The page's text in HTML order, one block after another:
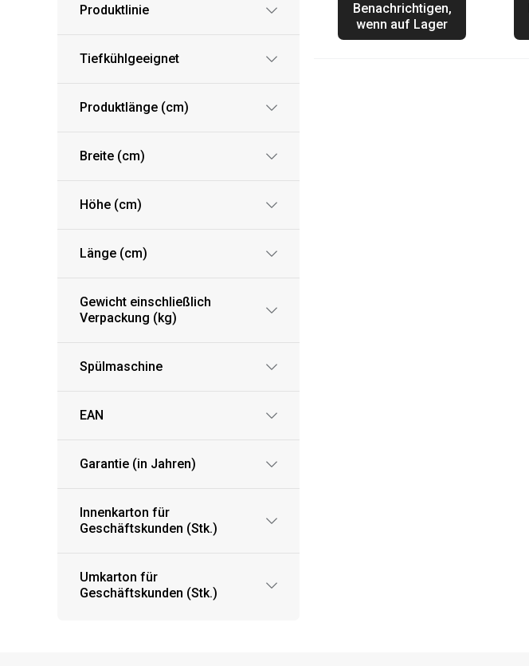
Produktlinie
Tiefkühlgeeignet
Produktlänge (cm)
Breite (cm)
Höhe (cm)
Länge (cm)
Gewicht einschließlich
Verpackung (kg)
Spülmaschine
EAN
Garantie (in Jahren)
Innenkarton für
Geschäftskunden (Stk.)
Umkarton für
Geschäftskunden (Stk.)
Benachrichtigen,
wenn auf Lager